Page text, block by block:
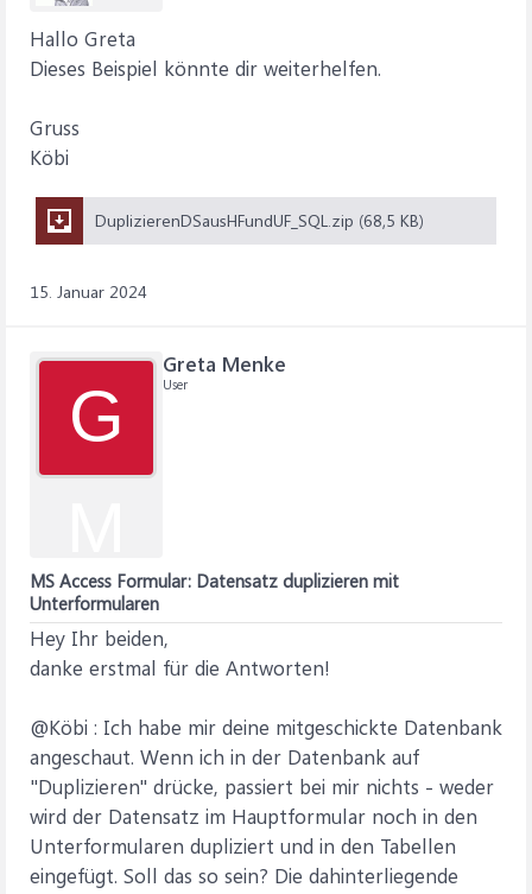
Hallo Greta
Dieses Beispiel könnte dir weiterhelfen.
Gruss
Köbi
DuplizierenDSausHFundUF_SQL.zip (68,5 KB)
15. Januar 2024
G
Greta Menke
User
MS Access Formular: Datensatz duplizieren mit
Unterformularen
Hey Ihr beiden,
danke erstmal für die Antworten!
@Köbi : Ich habe mir deine mitgeschickte Datenbank
angeschaut. Wenn ich in der Datenbank auf
"Duplizieren" drücke, passiert bei mir nichts - weder
wird der Datensatz im Hauptformular noch in den
Unterformularen dupliziert und in den Tabellen
eingefügt. Soll das so sein? Die dahinterliegende